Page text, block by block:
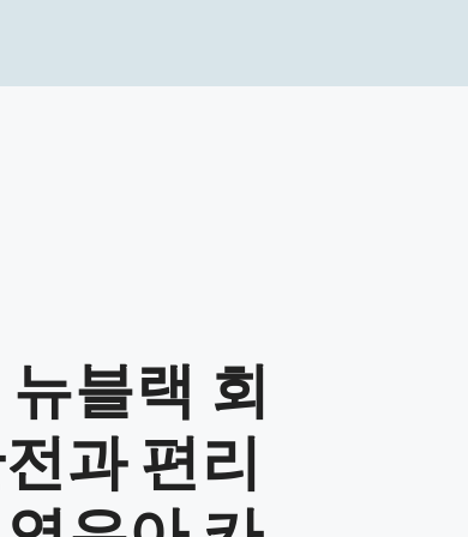
블랙 회
과 편리